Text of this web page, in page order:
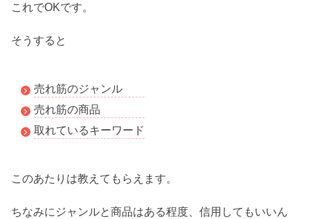
これでOKです。
そうすると
売れ筋のジャンル
売れ筋の商品
取れているキーワード
このあたりは教えてもらえます。
ちなみにジャンルと商品はある程度、信用してもいいん